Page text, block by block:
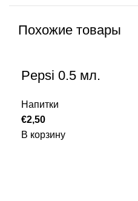
Похожие товары
Pepsi 0.5 мл.
Напитки
€2,50
В корзину